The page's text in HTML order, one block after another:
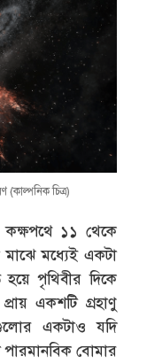
(কাল্পনিক চিত্র)
কক্ষপথে ১১ থেকে
মধ্যেই একটা
পৃথিবীর দিকে
একশটি গ্রহাণু
একটাও যদি
বোমার